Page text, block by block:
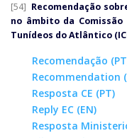
[54] Recomendação
no âmbito da
Tunídeos do Atlântico
Recomendação
Recommendation
Resposta CE (PT)
Reply EC (EN)
Resposta